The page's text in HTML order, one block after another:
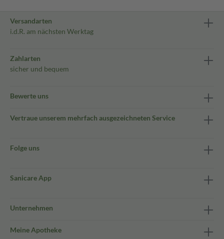
Versandarten
i.d.R. am nächsten Werktag
Zahlarten
sicher und bequem
Bewerte uns
Vertraue unserem mehrfach ausgezeichneten Service
Folge uns
Sanicare App
Unternehmen
Meine Apotheke